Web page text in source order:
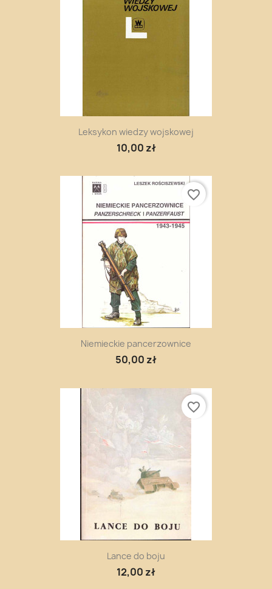
Leksykon wiedzy wojskowej
10,00 zł
Niemieckie pancerzownice
50,00 zł
favorite_border
Lance do boju
12,00 zł
favorite_border